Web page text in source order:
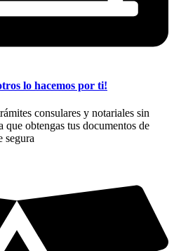
lo hacemos por ti!
consulares y notariales sin
que obtengas tus documentos de
segura